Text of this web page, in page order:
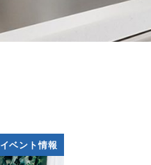
イベント情報